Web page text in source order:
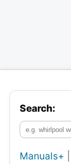
Search:
Manuals+